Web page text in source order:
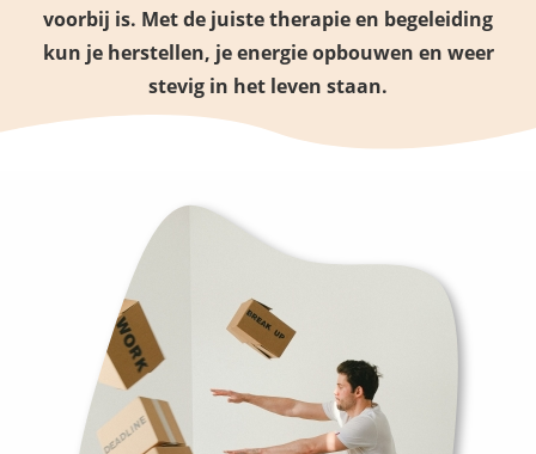
voorbij is. Met de juiste therapie en begeleiding
kun je herstellen, je energie opbouwen en weer
stevig in het leven staan.